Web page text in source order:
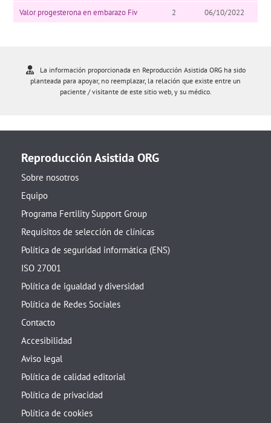
Valor progesterona en embarazo Fiv 2 06/10/2022
La información proporcionada en Reproducción Asistida ORG ha sido
planteada para apoyar, no reemplazar, la relación que existe entre un
paciente / visitante de este sitio web, y su médico.
Reproducción Asistida ORG
Sobre nosotros
Equipo
Programa Fertility Support Group
Requisitos de selección de clínicas
Política de seguridad informática (ENS)
ISO 27001
Política de igualdad y diversidad
Política de Redes Sociales
Contacto
Accesibilidad
Aviso legal
Política de calidad editorial
Política de privacidad
Política de cookies